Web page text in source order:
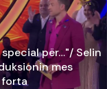
për…"/ Selin
mes
forta